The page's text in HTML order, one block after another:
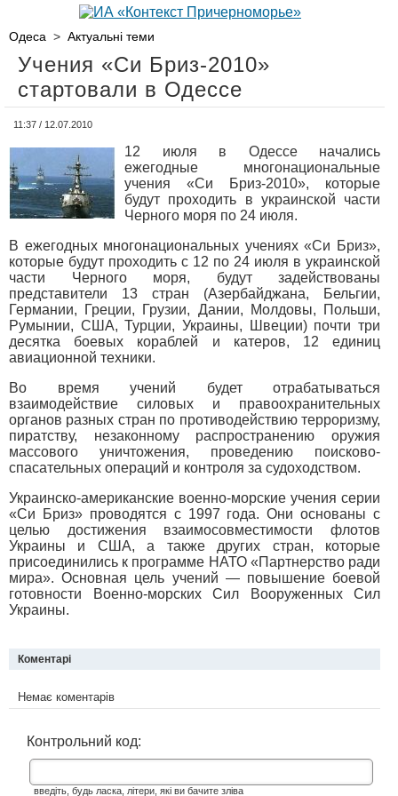
Одеса > Актуальні теми
Учения «Си Бриз-2010»
стартовали в Одессе
11:37 / 12.07.2010
12 июля в Одессе начались
ежегодные многонациональные
учения «Си Бриз-2010», которые
будут проходить в украинской части
Черного моря по 24 июля.
В ежегодных многонациональных учениях «Си Бриз»,
которые будут проходить с 12 по 24 июля в украинской
части Черного моря, будут задействованы
представители 13 стран (Азербайджана, Бельгии,
Германии, Греции, Грузии, Дании, Молдовы, Польши,
Румынии, США, Турции, Украины, Швеции) почти три
десятка боевых кораблей и катеров, 12 единиц
авиационной техники.
Во время учений будет отрабатываться
взаимодействие силовых и правоохранительных
органов разных стран по противодействию терроризму,
пиратству, незаконному распространению оружия
массового уничтожения, проведению поисково-
спасательных операций и контроля за судоходством.
Украинско-американские военно-морские учения серии
«Си Бриз» проводятся с 1997 года. Они основаны с
целью достижения взаимосовместимости флотов
Украины и США, а также других стран, которые
присоединились к программе НАТО «Партнерство ради
мира». Основная цель учений — повышение боевой
готовности Военно-морских Сил Вооруженных Сил
Украины.
Коментарі
Немає коментарів
Контрольний код:
введіть, будь ласка, літери, які ви бачите зліва